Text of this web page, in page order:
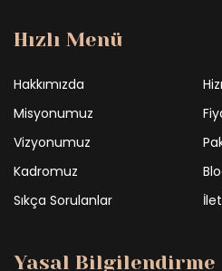
Hızlı Menü
Hakkımızda
Misyonumuz
Vizyonumuz
Kadromuz
Sıkça Sorulanlar
Yasal Bilgilendirme